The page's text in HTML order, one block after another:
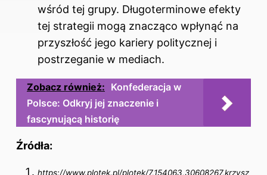
wśród tej grupy. Długoterminowe efekty
tej strategii mogą znacząco wpłynąć na
przyszłość jego kariery politycznej i
postrzeganie w mediach.
Zobacz również: Konfederacja w
Polsce: Odkryj jej znaczenie i
fascynującą historię
Źródła:
https://www.plotek.pl/plotek/7,154063,30608267,krzysz